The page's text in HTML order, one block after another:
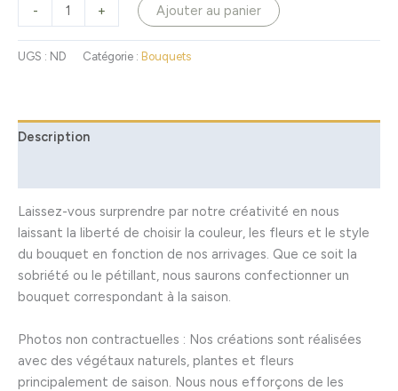
- + Ajouter au panier
UGS : ND Catégorie : Bouquets
Description
Laissez-vous surprendre par notre créativité en nous
laissant la liberté de choisir la couleur, les fleurs et le style
du bouquet en fonction de nos arrivages. Que ce soit la
sobriété ou le pétillant, nous saurons confectionner un
bouquet correspondant à la saison.
Photos non contractuelles : Nos créations sont réalisées
avec des végétaux naturels, plantes et fleurs
principalement de saison. Nous nous efforçons de les